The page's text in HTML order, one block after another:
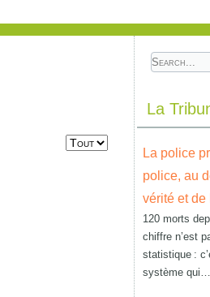
La
La police
police, au
vérité et de
120 morts
chiffre n’est
statistique :
système qui…